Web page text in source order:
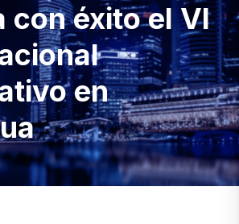
con éxito el VI
en